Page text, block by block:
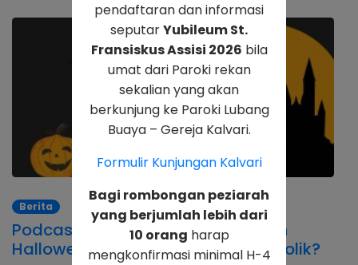
Berita
Podcast K-Talk : Benarkah Sejarah
Halloween Berasal dari Tradisi Katolik?
pendaftaran dan informasi
seputarYubileum St.
Fransiskus Assisi 2026 bila
umat dari Paroki rekan
sekalian yang akan
berkunjung ke Paroki Lubang
Buaya – Gereja Kalvari.
Formulir Kunjungan Kalvari
Bagi rombongan peziarah
yang berjumlah lebih dari
10 orang harap
mengkonfirmasi minimal H-4